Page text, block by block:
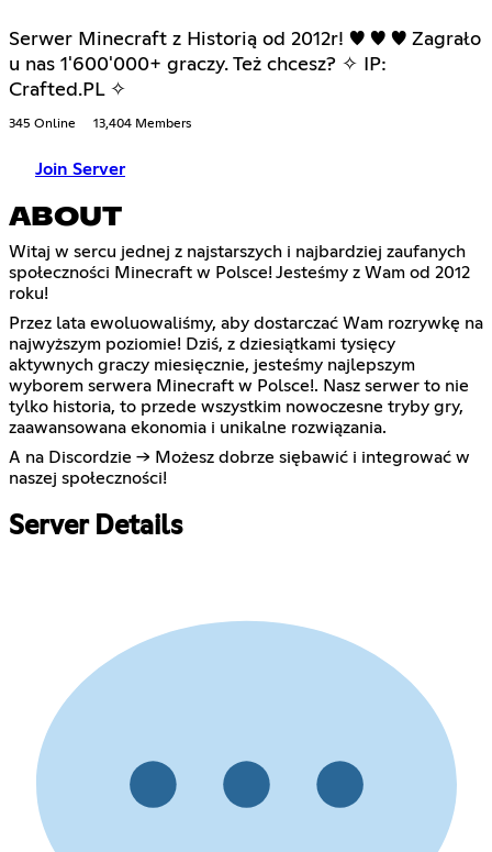
Serwer Minecraft z Historią od 2012r! ♥ ♥ ♥ Zagrało
u nas 1'600'000+ graczy. Też chcesz? ✧ IP:
Crafted.PL ✧
345 Online 13,404 Members
Join Server
ABOUT
Witaj w sercu jednej z najstarszych i najbardziej zaufanych
społeczności Minecraft w Polsce! Jesteśmy z Wam od 2012
roku!
Przez lata ewoluowaliśmy, aby dostarczać Wam rozrywkę na
najwyższym poziomie! Dziś, z dziesiątkami tysięcy
aktywnych graczy miesięcznie, jesteśmy najlepszym
wyborem serwera Minecraft w Polsce!. Nasz serwer to nie
tylko historia, to przede wszystkim nowoczesne tryby gry,
zaawansowana ekonomia i unikalne rozwiązania.
A na Discordzie -> Możesz dobrze siębawić i integrować w
naszej społeczności!
Server Details